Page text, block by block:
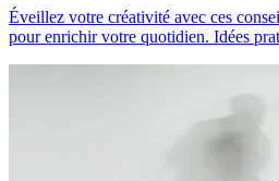
Éveillez votre créativité avec ces
pour enrichir votre quotidien. Idées